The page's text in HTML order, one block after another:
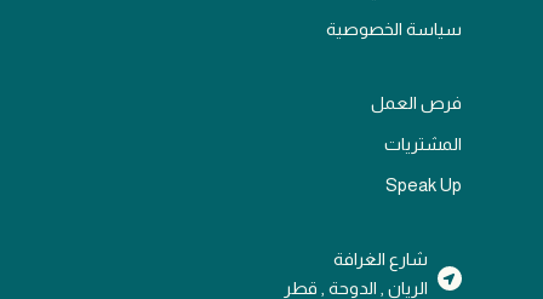
سياسة الخصوصية
فرص العمل
المشتريات
Speak Up
شارع الغرافة
الريان , الدوحة , قطر